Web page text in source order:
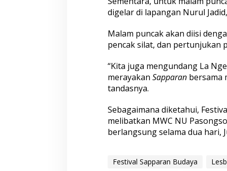
digelar di lapangan Nurul
Malam puncak akan diisi
pencak silat, dan pertunjukan
“Kita juga mengundang La
merayakan Sapparanbersama
tandasnya.
Sebagaimana diketahui,
melibatkan MWC NU
berlangsung selama dua hari,
Festival Sapparan Budaya